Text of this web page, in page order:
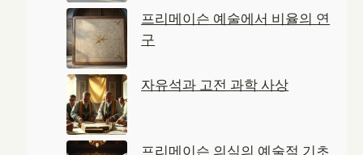
프리메이슨 예술에서 비율의 연
구
자유석과 고전 과학 사상
프리메이슨 의식의 예술적 기초